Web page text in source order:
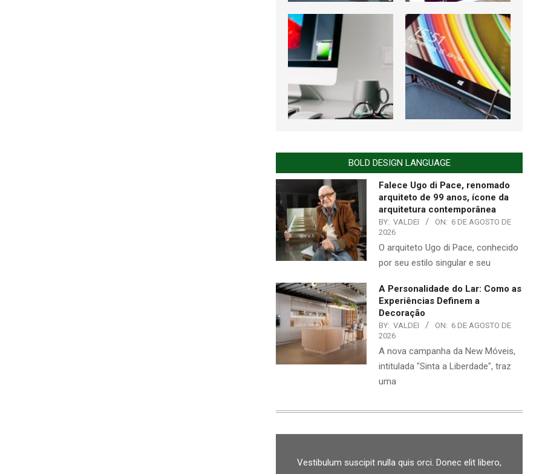
BOLD DESIGN LANGUAGE
Falece Ugo di Pace, renomado
arquiteto de 99 anos, ícone da
arquitetura contemporânea
BY: VALDEI ON: 6 DE AGOSTO DE
2026
O arquiteto Ugo di Pace, conhecido
por seu estilo singular e seu
A Personalidade do Lar: Como as
Experiências Definem a
Decoração
BY: VALDEI ON: 6 DE AGOSTO DE
2026
A nova campanha da New Móveis,
intitulada "Sinta a Liberdade", traz
uma
Vestibulum suscipit nulla quis orci. Donec elit libero,